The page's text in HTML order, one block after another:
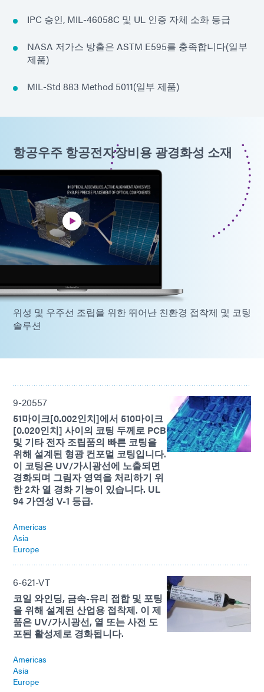
IPC 승인, MIL-46058C 및 UL 인증 자체 소화 등급
NASA 저가스 방출은 ASTM E595를 충족합니다(일부
제품)
MIL-Std 883 Method 5011(일부 제품)
항공우주 항공전자장비용 광경화성 소재
위성 및 우주선 조립을 위한 뛰어난 친환경 접착제 및 코팅
솔루션
9-20557
51마이크[0.002인치]에서 510마이크
[0.020인치] 사이의 코팅 두께로 PCB
및 기타 전자 조립품의 빠른 코팅을
위해 설계된 형광 컨포멀 코팅입니다.
이 코팅은 UV/가시광선에 노출되면
경화되며 그림자 영역을 처리하기 위
한 2차 열 경화 기능이 있습니다. UL
94 가연성 V-1 등급.
Americas
Asia
Europe
6-621-VT
코일 와인딩, 금속-유리 접합 및 포팅
을 위해 설계된 산업용 접착제. 이 제
품은 UV/가시광선, 열 또는 사전 도
포된 활성제로 경화됩니다.
Americas
Asia
Europe